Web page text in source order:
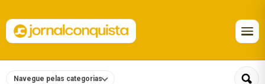
Navegue pelas categorias